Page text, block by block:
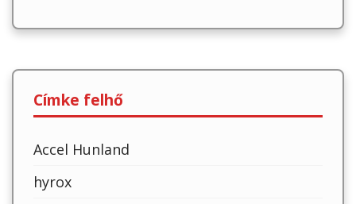
Címke felhő
Accel Hunland
hyrox